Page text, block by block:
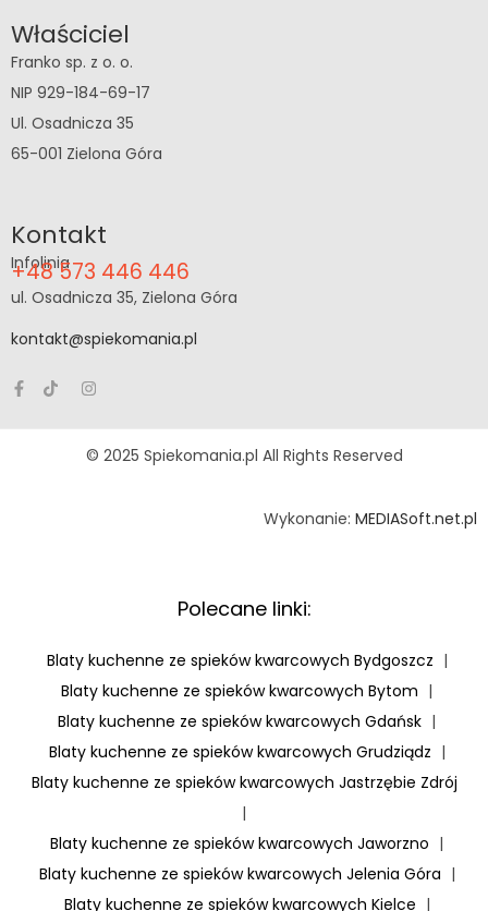
Właściciel
Franko sp. z o. o.
NIP 929-184-69-17
Ul. Osadnicza 35
65-001 Zielona Góra
Kontakt
Infolinia
+48 573 446 446
ul. Osadnicza 35, Zielona Góra
kontakt@spiekomania.pl
© 2025 Spiekomania.pl All Rights Reserved
Wykonanie: MEDIASoft.net.pl
Polecane linki:
Blaty kuchenne ze spieków kwarcowych Bydgoszcz |
Blaty kuchenne ze spieków kwarcowych Bytom |
Blaty kuchenne ze spieków kwarcowych Gdańsk |
Blaty kuchenne ze spieków kwarcowych Grudziądz |
Blaty kuchenne ze spieków kwarcowych Jastrzębie Zdrój
|
Blaty kuchenne ze spieków kwarcowych Jaworzno |
Blaty kuchenne ze spieków kwarcowych Jelenia Góra |
Blaty kuchenne ze spieków kwarcowych Kielce |